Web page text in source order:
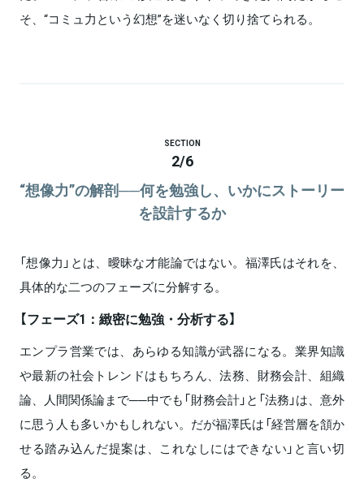
そ、“コミュ力という幻想”を迷いなく切り捨てられる。
SECTION
2/6
“想像力”の解剖──何を勉強し、いかにストーリー
を設計するか
「想像力」とは、曖昧な才能論ではない。福澤氏はそれを、
具体的な二つのフェーズに分解する。
【フェーズ1：緻密に勉強・分析する】
エンプラ営業では、あらゆる知識が武器になる。業界知識
や最新の社会トレンドはもちろん、法務、財務会計、組織
論、人間関係論まで──中でも「財務会計」と「法務」は、意外
に思う人も多いかもしれない。だが福澤氏は「経営層を頷か
せる踏み込んだ提案は、これなしにはできない」と言い切
る。